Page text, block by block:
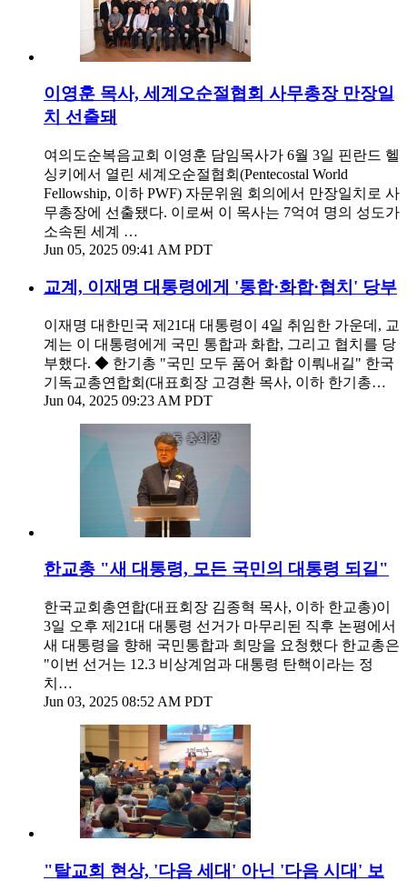
이영훈 목사, 세계오순절협회 사무총장 만장일
치 선출돼
여의도순복음교회 이영훈 담임목사가 6월 3일 핀란드 헬
싱키에서 열린 세계오순절협회(Pentecostal World
Fellowship, 이하 PWF) 자문위원 회의에서 만장일치로 사
무총장에 선출됐다. 이로써 이 목사는 7억여 명의 성도가
소속된 세계 …
Jun 05, 2025 09:41 AM PDT
교계, 이재명 대통령에게 '통합·화합·협치' 당부
이재명 대한민국 제21대 대통령이 4일 취임한 가운데, 교
계는 이 대통령에게 국민 통합과 화합, 그리고 협치를 당
부했다. ◆ 한기총 "국민 모두 품어 화합 이뤄내길" 한국
기독교총연합회(대표회장 고경환 목사, 이하 한기총…
Jun 04, 2025 09:23 AM PDT
한교총 "새 대통령, 모든 국민의 대통령 되길"
한국교회총연합(대표회장 김종혁 목사, 이하 한교총)이
3일 오후 제21대 대통령 선거가 마무리된 직후 논평에서
새 대통령을 향해 국민통합과 희망을 요청했다 한교총은
"이번 선거는 12.3 비상계엄과 대통령 탄핵이라는 정
치…
Jun 03, 2025 08:52 AM PDT
"탈교회 현상, '다음 세대' 아닌 '다음 시대' 보